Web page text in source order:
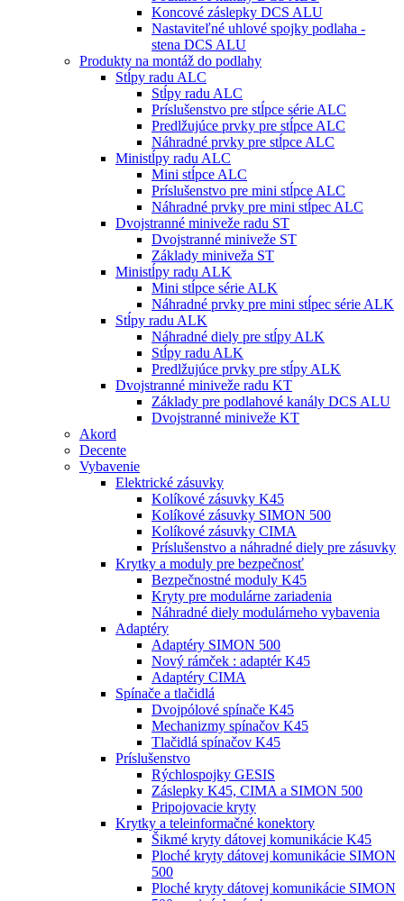
Koncové záslepky DCS ALU
Nastaviteľné uhlové spojky podlaha -
stena DCS ALU
Produkty na montáž do podlahy
Stĺpy radu ALC
Stĺpy radu ALC
Príslušenstvo pre stĺpce série ALC
Predlžujúce prvky pre stĺpce ALC
Náhradné prvky pre stĺpce ALC
Ministĺpy radu ALC
Mini stĺpce ALC
Príslušenstvo pre mini stĺpce ALC
Náhradné prvky pre mini stĺpec ALC
Dvojstranné miniveže radu ST
Dvojstranné miniveže ST
Základy miniveža ST
Ministĺpy radu ALK
Mini stĺpce série ALK
Náhradné prvky pre mini stĺpec série ALK
Stĺpy radu ALK
Náhradné diely pre stĺpy ALK
Stĺpy radu ALK
Predlžujúce prvky pre stĺpy ALK
Dvojstranné miniveže radu KT
Základy pre podlahové kanály DCS ALU
Dvojstranné miniveže KT
Akord
Decente
Vybavenie
Elektrické zásuvky
Kolíkové zásuvky K45
Kolíkové zásuvky SIMON 500
Kolíkové zásuvky CIMA
Príslušenstvo a náhradné diely pre zásuvky
Krytky a moduly pre bezpečnosť
Bezpečnostné moduly K45
Kryty pre modulárne zariadenia
Náhradné diely modulárneho vybavenia
Adaptéry
Adaptéry SIMON 500
Nový rámček : adaptér K45
Adaptéry CIMA
Spínače a tlačidlá
Dvojpólové spínače K45
Mechanizmy spínačov K45
Tlačidlá spínačov K45
Príslušenstvo
Rýchlospojky GESIS
Záslepky K45, CIMA a SIMON 500
Pripojovacie kryty
Krytky a teleinformačné konektory
Šikmé kryty dátovej komunikácie K45
Ploché kryty dátovej komunikácie SIMON
500
Ploché kryty dátovej komunikácie SIMON